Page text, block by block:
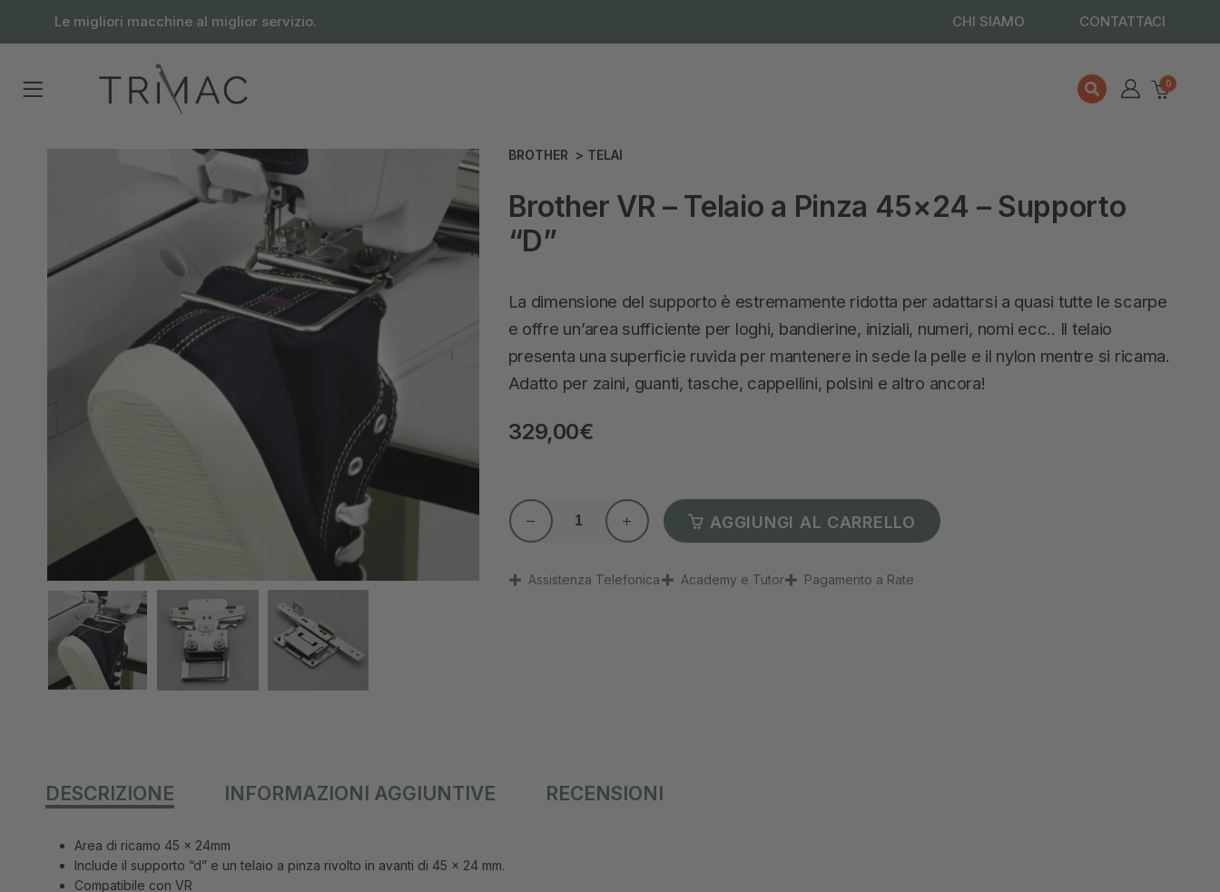
Le migliori macchine al miglior servizio. CHI SIAMO CONTATTACI
0
BROTHER > TELAI
Brother VR – Telaio a Pinza 45×24 – Supporto
“D”
La dimensione del supporto è estremamente ridotta per adattarsi a quasi tutte le scarpe
e offre un’area sufficiente per loghi, bandierine, iniziali, numeri, nomi ecc.. Il telaio
presenta una superficie ruvida per mantenere in sede la pelle e il nylon mentre si ricama.
Adatto per zaini, guanti, tasche, cappellini, polsini e altro ancora!
329,00€
AGGIUNGI AL CARRELLO
Assistenza Telefonica Academy e Tutor Pagamento a Rate
DESCRIZIONE INFORMAZIONI AGGIUNTIVE RECENSIONI
Area di ricamo 45 x 24mm
Include il supporto “d” e un telaio a pinza rivolto in avanti di 45 x 24 mm.
Compatibile con VR